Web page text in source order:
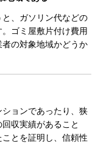
、ガソリン代などの
ゴミ屋敷片付け費用
の対象地域かどうか
ョンであったり、狭
収実績があること
とを証明し、信頼性